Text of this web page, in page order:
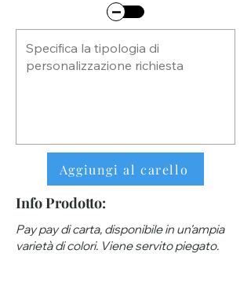
Aggiungi al carello
Info Prodotto:
Pay pay di carta, disponibile in un'ampia
varietà di colori. Viene servito piegato.